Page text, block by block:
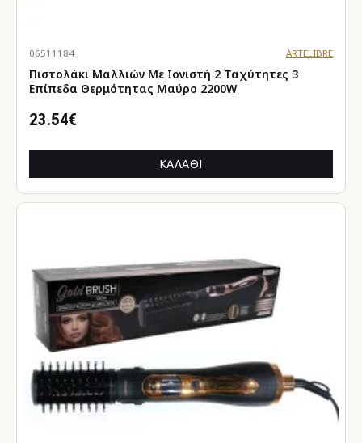
06511184 ARTELIBRE
Πιστολάκι Μαλλιών Με Ιονιστή 2 Ταχύτητες 3
Επίπεδα Θερμότητας Μαύρο 2200W
23.54€
ΚΑΛΆΘΙ